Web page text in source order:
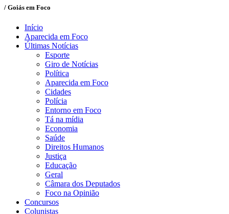
/ Goiás em Foco
Início
Aparecida em Foco
Últimas Notícias
Esporte
Giro de Notícias
Política
Aparecida em Foco
Cidades
Polícia
Entorno em Foco
Tá na mídia
Economia
Saúde
Direitos Humanos
Justiça
Educação
Geral
Câmara dos Deputados
Foco na Opinião
Concursos
Colunistas